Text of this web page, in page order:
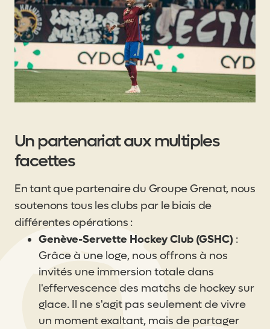
Un partenariat aux multiples
facettes
En tant que partenaire du Groupe Grenat, nous
soutenons tous les clubs par le biais de
différentes opérations :
Genève-Servette Hockey Club (GSHC) :
Grâce à une loge, nous offrons à nos
invités une immersion totale dans
l'effervescence des matchs de hockey sur
glace. Il ne s'agit pas seulement de vivre
un moment exaltant, mais de partager